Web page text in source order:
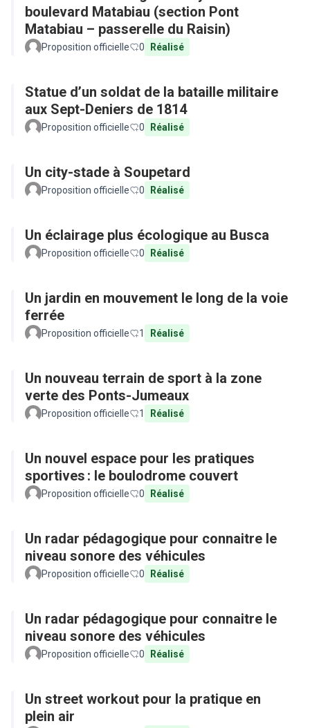
boulevard Matabiau (section Pont
Matabiau – passerelle du Raisin)
Proposition officielle 0 Réalisé
Statue d’un soldat de la bataille militaire
aux Sept-Deniers de 1814
Proposition officielle 0 Réalisé
Un city-stade à Soupetard
Proposition officielle 0 Réalisé
Un éclairage plus écologique au Busca
Proposition officielle 0 Réalisé
Un jardin en mouvement le long de la voie
ferrée
Proposition officielle 1 Réalisé
Un nouveau terrain de sport à la zone
verte des Ponts-Jumeaux
Proposition officielle 1 Réalisé
Un nouvel espace pour les pratiques
sportives : le boulodrome couvert
Proposition officielle 0 Réalisé
Un radar pédagogique pour connaitre le
niveau sonore des véhicules
Proposition officielle 0 Réalisé
Un radar pédagogique pour connaitre le
niveau sonore des véhicules
Proposition officielle 0 Réalisé
Un street workout pour la pratique en
plein air